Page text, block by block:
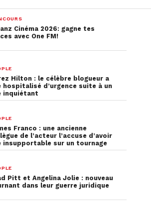
Cinéma 2026: gagne tes
avec One FM!
Hilton : le célèbre blogueur a
hospitalisé d’urgence suite à un
inquiétant
Franco : une ancienne
de l’acteur l’accuse d’avoir
insupportable sur un tournage
Pitt et Angelina Jolie : nouveau
dans leur guerre juridique